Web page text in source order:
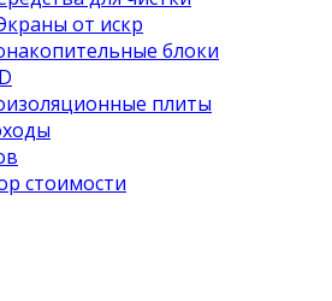
от искр
блоки
плиты
стоимости